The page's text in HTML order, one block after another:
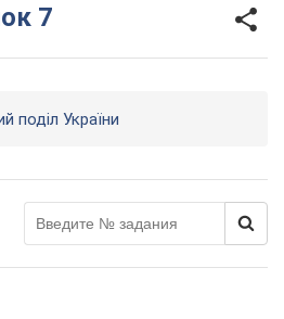
7
поділ України